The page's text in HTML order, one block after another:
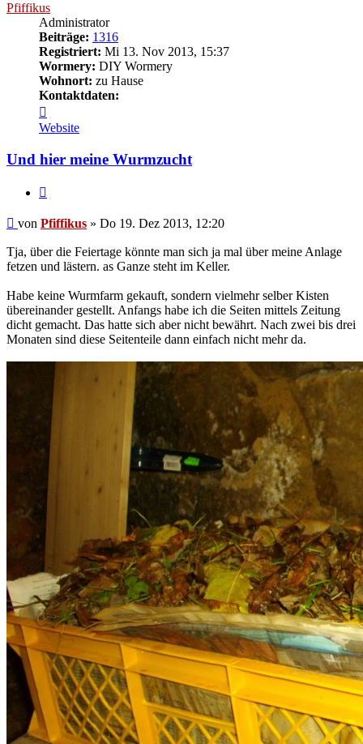
Pfiffikus
Administrator
Beiträge: 1316
Registriert: Mi 13. Nov 2013, 15:37
Wormery: DIY Wormery
Wohnort: zu Hause
Kontaktdaten:
von
Pfiffikus
Website
Und hier meine Wurmzucht
Beitrag
von Pfiffikus » Do 19. Dez 2013, 12:20
Tja, über die Feiertage könnte man sich ja mal über meine Anlage
fetzen und lästern. as Ganze steht im Keller.
Habe keine Wurmfarm gekauft, sondern vielmehr selber Kisten
übereinander gestellt. Anfangs habe ich die Seiten mittels Zeitung
dicht gemacht. Das hatte sich aber nicht bewährt. Nach zwei bis drei
Monaten sind diese Seitenteile dann einfach nicht mehr da.